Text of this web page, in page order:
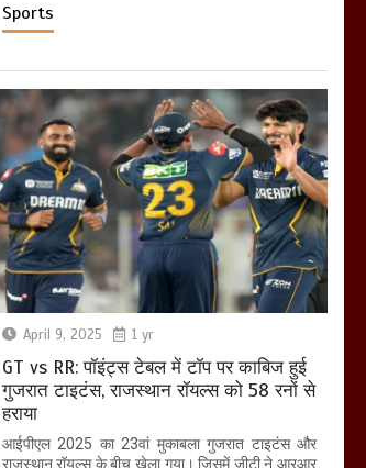
Sports
April 9, 2025 1 yr
GT vs RR: पॉइंट्स टेबल में टॉप पर काबिज हुई
गुजरात टाइटंस, राजस्थान रॉयल्स को 58 रनों से
हराया
आईपीएल 2025 का 23वां मुकाबला गुजरात टाइटंस और
राजस्थान रॉयल्स के बीच खेला गया। जिसमें जीटी ने आरआर